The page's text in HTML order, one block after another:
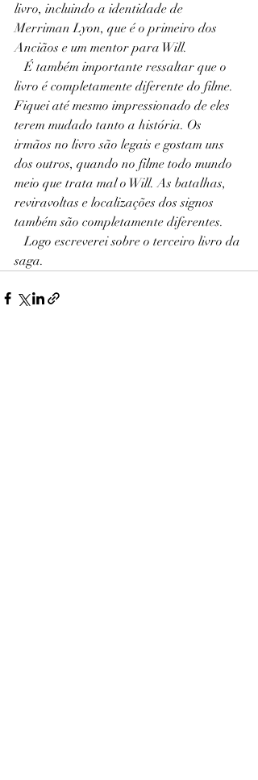
livro, incluindo a identidade de
Merriman Lyon, que é o primeiro dos
Anciãos e um mentor para Will.
   É também importante ressaltar que o
livro é completamente diferente do filme.
Fiquei até mesmo impressionado de eles
terem mudado tanto a história. Os
irmãos no livro são legais e gostam uns
dos outros, quando no filme todo mundo
meio que trata mal o Will. As batalhas,
reviravoltas e localizações dos signos
também são completamente diferentes.
   Logo escreverei sobre o terceiro livro da
saga.